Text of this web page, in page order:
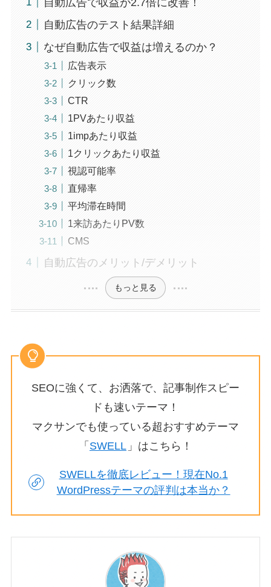
自動広告のテスト結果詳細
なぜ自動広告で収益は増えるのか？
広告表示
クリック数
CTR
1PVあたり収益
1impあたり収益
1クリックあたり収益
視認可能率
直帰率
平均滞在時間
1来訪あたりPV数
CMS
自動広告のメリット/デメリット
もっと見る
SEOに強くて、お洒落で、記事制作スピー
ドも速いテーマ！
マクサンでも使っている超おすすめテーマ
「 SWELL 」はこちら！
SWELLを徹底レビュー！現在No.1
WordPressテーマの評判は本当か？